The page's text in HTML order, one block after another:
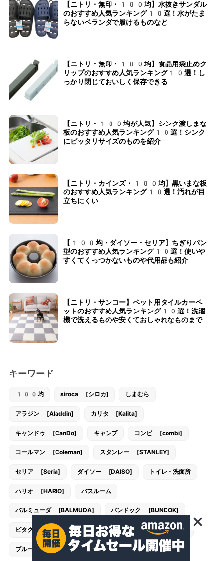
【ニトリ・無印・100均】水抜きサンダル
のおすすめ人気ランキング10選！水がたま
らないベランダで履けるものなど
【ニトリ・無印・100均】食品用袋止めク
リップのおすすめ人気ランキング10選！し
っかり閉じておいしく保存できる
【ニトリ・100均が人気】シンク渡しまな
板のおすすめ人気ランキング10選！シンク
にピッタリサイズのものを紹介
【ニトリ・カインズ・100均】黒いまな板
のおすすめ人気ランキング10選！汚れが目
立ちにくい
【100均・ダイソー・セリア】ちぎりパン
型のおすすめ人気ランキング10選！使いや
すくてくっつかないものや代用品も紹介
【ニトリ・サンコー】ペット用タイルカーペ
ットのおすすめ人気ランキング10選！洗濯
機で洗えるものや安くておしゃれなものまで
キーワード
100均 siroca [シロカ] しまむら
アラジン [Aladdin] カリタ [Kalita]
キャンドゥ [CanDo] キャンプ コンビ [combi]
コールマン [Coleman] スタンレー [STANLEY]
セリア [Seria] ダイソー [DAISO] トイレ・洗面所
ハリオ [HARIO] バスルーム
バルミューダ [BALMUDA] バンドック [BUNDOK]
ビタクラフト [VitaCraft] フランフラン [Francfranc]
ブルーノ [BRUNO] ユニフレーム [UNIFLAME]